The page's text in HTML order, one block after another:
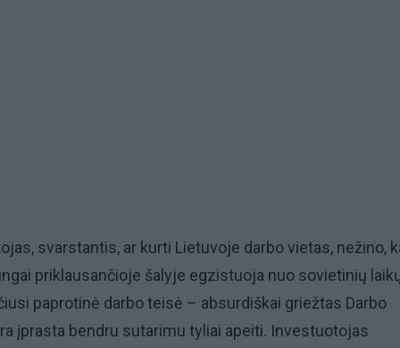
svarstantis, ar kurti Lietuvoje darbo vietas, nežino,
priklausančioje šalyje egzistuoja nuo sovietinių
paprotinė darbo teisė – absurdiškai griežtas Darbo
įprasta bendru sutarimu tyliai apeiti. Investuotojas